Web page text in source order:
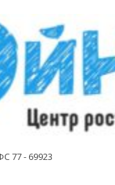
77 - 69923